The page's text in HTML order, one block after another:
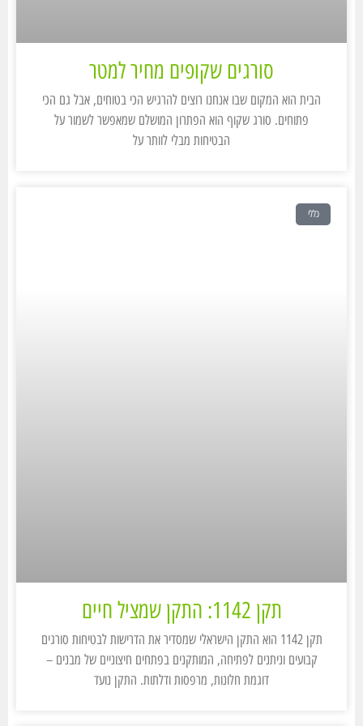
סורגים שקופים מחיר למטר
הבית הוא המקום שבו אנחנו רוצים להרגיש הכי בטוחים, אבל גם הכי
פתוחים. סורג שקוף הוא הפתרון המושלם שמאפשר לשמור על
הבטיחות מבלי לוותר על
כללי
תקן 1142: התקן שמציל חיים
תקן 1142 הוא התקן הישראלי שמסדיר את הדרישות לבטיחות סורגים
קבועים וניתנים לפתיחה, המותקנים בפתחים חיצוניים של מבנים –
דוגמת חלונות, מרפסות ודלתות. התקן נועד